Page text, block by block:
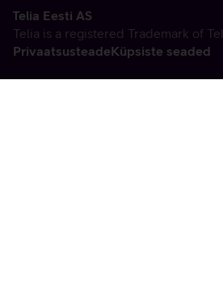
Telia Eesti AS
Telia is a registered Trademark of
PrivaatsusteadeKüpsiste seaded